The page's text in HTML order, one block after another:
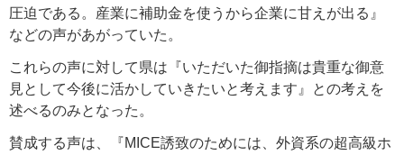
圧迫である。産業に補助金を使うから企業に甘えが出る』
などの声があがっていた。
これらの声に対して県は『いただいた御指摘は貴重な御意
見として今後に活かしていきたいと考えます』との考えを
述べるのみとなった。
賛成する声は、『MICE誘致のためには、外資系の超高級ホ